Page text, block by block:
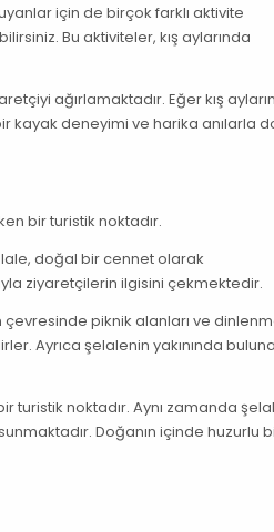
için de birçok farklı aktivite
Bu aktiviteler, kış aylarında
ağırlamaktadır. Eğer kış
kayak deneyimi ve harika anılarla
bir turistik noktadır.
doğal bir cennet olarak
ziyaretçilerin ilgisini çekmektedir.
piknik alanları ve
Ayrıca şelalenin yakınında
turistik noktadır. Aynı zamanda
Doğanın içinde huzurlu